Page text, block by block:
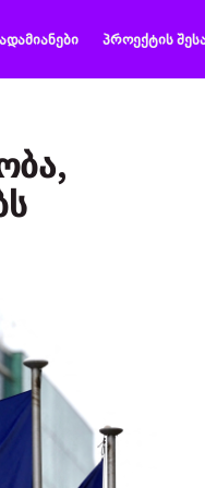
ᲐᲓᲐᲛᲘᲐᲜᲔᲑᲘ ᲞᲠᲝᲔᲥᲢᲘᲡ